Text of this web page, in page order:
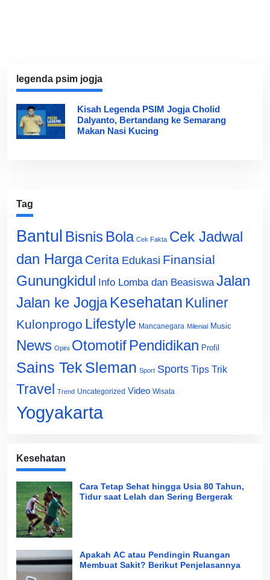
legenda psim jogja
Kisah Legenda PSIM Jogja Cholid
Dalyanto, Bertandang ke Semarang
Makan Nasi Kucing
Tag
Bantul Bisnis Bola Cek Fakta Cek Jadwal
dan Harga Cerita Edukasi Finansial
Gunungkidul Info Lomba dan Beasiswa Jalan
Jalan ke Jogja Kesehatan Kuliner
Kulonprogo Lifestyle Mancanegara Milenial Music
News Opini Otomotif Pendidikan Profil
Sains Tek Sleman Sport Sports Tips Trik
Travel Trend Uncategorized Video Wisata
Yogyakarta
Kesehatan
Cara Tetap Sehat hingga Usia 80 Tahun,
Tidur saat Lelah dan Sering Bergerak
Apakah AC atau Pendingin Ruangan
Membuat Sakit? Berikut Penjelasannya